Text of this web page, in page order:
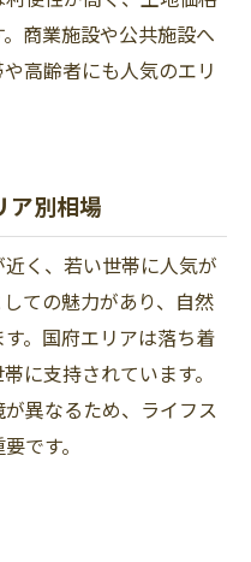
商業施設や公共施設へ
高齢者にも人気のエリ
ア別相場
く、若い世帯に人気が
ての魅力があり、自然
。国府エリアは落ち着
に支持されています。
異なるため、ライフス
です。